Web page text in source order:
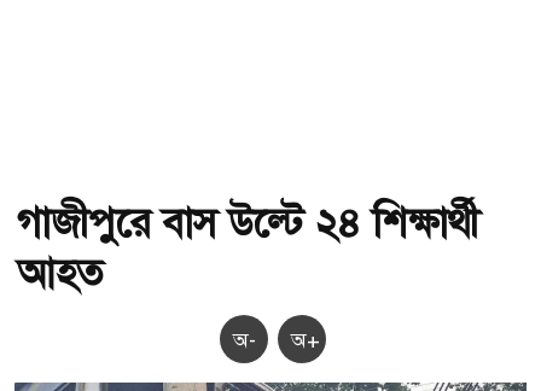
গাজীপুরে বাস উল্টে ২৪ শিক্ষার্থী
আহত
অ- অ+